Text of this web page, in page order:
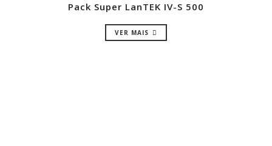
Pack Super LanTEK IV-S 500
VER MAIS